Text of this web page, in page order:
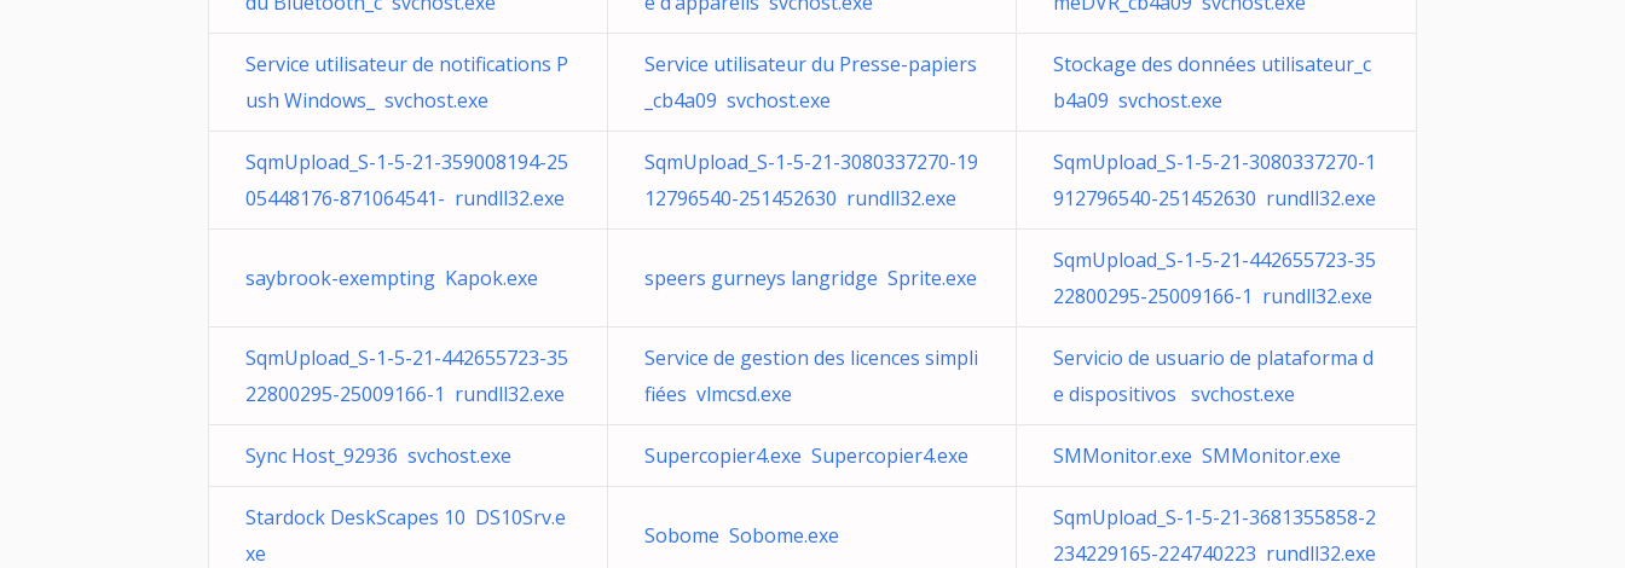
Service utilisateur de notifications P
ush Windows_ svchost.exe
Service utilisateur du Presse-papiers
_cb4a09 svchost.exe
Stockage des données utilisateur_c
b4a09 svchost.exe
SqmUpload_S-1-5-21-359008194-25
05448176-871064541- rundll32.exe
SqmUpload_S-1-5-21-3080337270-19
12796540-251452630 rundll32.exe
SqmUpload_S-1-5-21-3080337270-1
912796540-251452630 rundll32.exe
saybrook-exempting Kapok.exe speers gurneys langridge Sprite.exe
SqmUpload_S-1-5-21-442655723-35
22800295-25009166-1 rundll32.exe
SqmUpload_S-1-5-21-442655723-35
22800295-25009166-1 rundll32.exe
Service de gestion des licences simpli
fiées vlmcsd.exe
Servicio de usuario de plataforma d
e dispositivos svchost.exe
Sync Host_92936 svchost.exe Supercopier4.exe Supercopier4.exe SMMonitor.exe SMMonitor.exe
Stardock DeskScapes 10 DS10Srv.e
xe
Sobome Sobome.exe
SqmUpload_S-1-5-21-3681355858-2
234229165-224740223 rundll32.exe